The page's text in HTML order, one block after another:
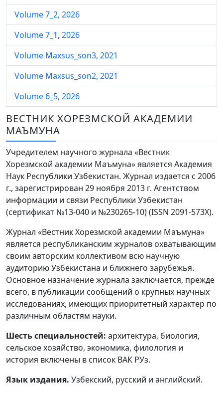
Volume 7_2, 2026
Volume 7_1, 2026
Volume Maxsus_son3, 2021
Volume Maxsus_son2, 2021
Volume 6_5, 2026
Volume 6_4, 2026
Volume 6_3, 2026
Volume 6_2, 2026
Volume 6_1, 2026
Volume MAXSUS_SON, 2022
Volume 3_2, 2020
Volume 3_1, 2020
Volume 3_2, 2026
Volume 5_5, 2026
Volume 5_4, 2026
Volume 5_3, 2026
Volume 5_2, 2026
Volume 5_1, 2026
Volume 4_5, 2026
ВЕСТНИК ХОРЕЗМСКОЙ АКАДЕМИИ
МАЪМУНА
Учредителем научного журнала «Вестник
Хорезмской академии Маъмуна» является Академия
Наук Республики Узбекистан. Журнал издается с 2006
г., зарегистрирован 29 ноября 2013 г. Агентством
информации и связи Республики Узбекистан
(сертификат №13-040 и №230265-10) (ISSN 2091-573Х).
Журнал «Вестник Хорезмской академии Маъмуна»
является республиканским журналов охватывающим
своим авторским коллективом всю научную
аудиторию Узбекистана и ближнего зарубежья.
Основное назначение журнала заключается, прежде
всего, в публикации сообщений о крупных научных
исследованиях, имеющих приоритетный характер по
различным областям науки.
Шесть специальностей: архитектура, биология,
сельское хозяйство, экономика, филология и
история включены в список ВАК РУз.
Язык издания. Узбекский, русский и английский.